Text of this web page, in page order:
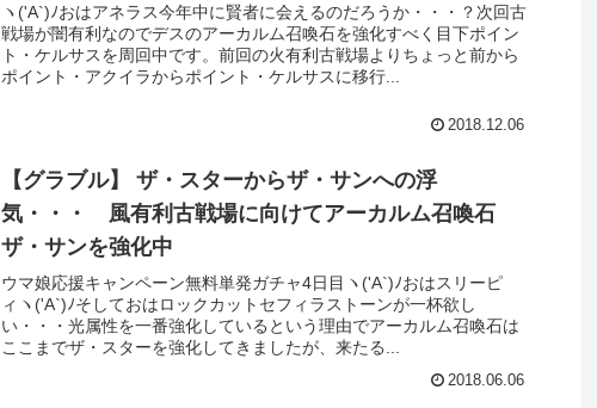
ヽ('A`)ﾉおはアネラス今年中に賢者に会えるのだろうか・・・？次回古
戦場が闇有利なのでデスのアーカルム召喚石を強化すべく目下ポイン
ト・ケルサスを周回中です。前回の火有利古戦場よりちょっと前から
ポイント・アクイラからポイント・ケルサスに移行...
2018.12.06
【グラブル】 ザ・スターからザ・サンへの浮
気・・・ 風有利古戦場に向けてアーカルム召喚石
ザ・サンを強化中
ウマ娘応援キャンペーン無料単発ガチャ4日目ヽ('A`)ﾉおはスリーピ
ィヽ('A`)ﾉそしておはロックカットセフィラストーンが一杯欲し
い・・・光属性を一番強化しているという理由でアーカルム召喚石は
ここまでザ・スターを強化してきましたが、来たる...
2018.06.06